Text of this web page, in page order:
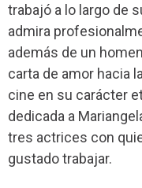
trabajó a lo largo de
admira
además de un
carta de amor hacia
cine en su carácter
dedicada a
tres actrices con
gustado trabajar.